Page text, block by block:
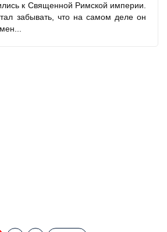
к Священной Римской империи.
забывать, что на самом деле он